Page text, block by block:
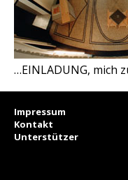
…EINLADUNG, mich
Impressum
Kontakt
Unterstützer